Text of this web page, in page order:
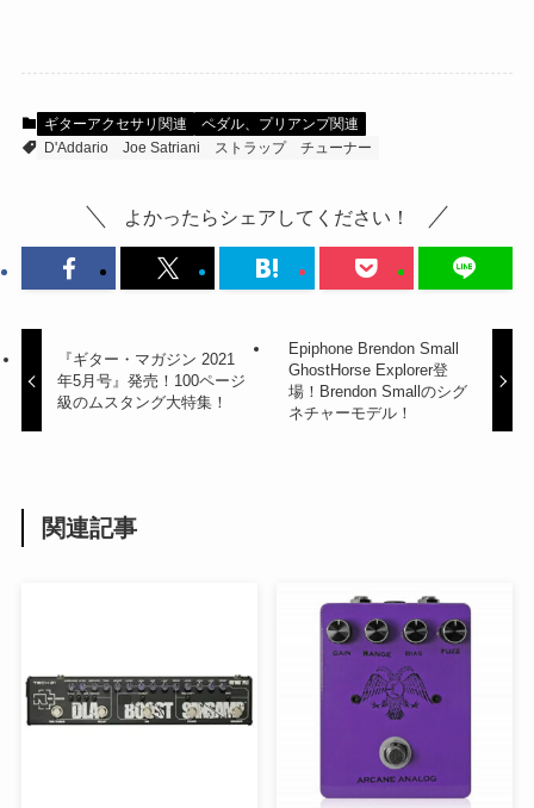
ギターアクセサリ関連
ペダル、プリアンプ関連
D'Addario
Joe Satriani ストラップ チューナー
よかったらシェアしてください！
『ギター・マガジン 2021
年5月号』発売！100ページ
級のムスタング大特集！
Epiphone Brendon Small
GhostHorse Explorer登
場！Brendon Smallのシグ
ネチャーモデル！
関連記事